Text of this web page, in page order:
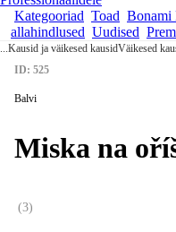
Kategooriad Toad Bonami
allahindlused Uudised
...Kausid ja väikesed kausidVäikesed
ID: 525
Balvi
Miska na
(3)